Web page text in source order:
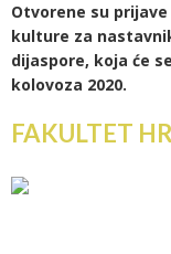
Otvorene su
kulture za
dijaspore, koja će
kolovoza 2020.
FAKULTET